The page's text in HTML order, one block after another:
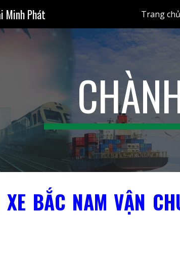
Skip to main content
Minh Phát Trang chủ
XE BẮC NAM VẬN